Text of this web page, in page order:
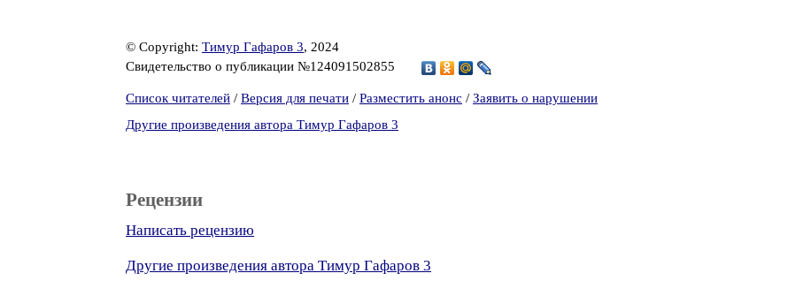
© Copyright: Тимур Гафаров 3, 2024
Свидетельство о публикации №124091502855
Список читателей / Версия для печати / Разместить анонс / Заявить о нарушении
Другие произведения автора Тимур Гафаров 3
Рецензии
Написать рецензию
Другие произведения автора Тимур Гафаров 3